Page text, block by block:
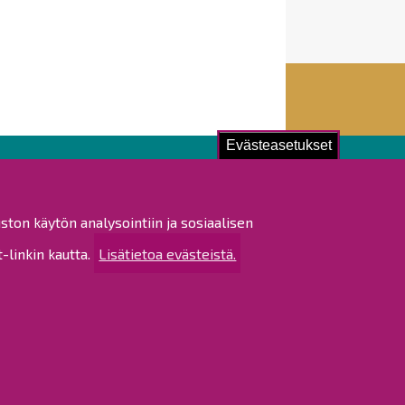
Evästeasetukset
käytön analysointiin ja sosiaalisen
linkin kautta.
Lisätietoa evästeistä.
ja pöytäkirjat